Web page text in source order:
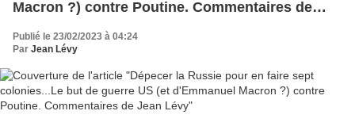
Macron ?) contre Poutine. Commentaires de
Jean Lévy
Publié le 23/02/2023 à 04:24
Par Jean Lévy